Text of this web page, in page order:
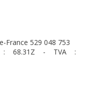
France 529 048 753
: 68.31Z - TVA :